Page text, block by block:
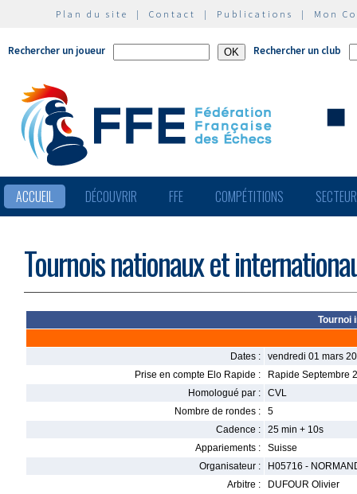
Plan du site | Contact | Publications | Mon
Rechercher un joueur Rechercher un club
ACCUEIL DÉCOUVRIR FFE COMPÉTITIONS
Tournois nationaux et
Tournoi
Dates :
vendredi 01 mars
Prise en compte Elo Rapide :
Rapide Septembre
Homologué par :
CVL
Nombre de rondes :
5
Cadence :
25 min + 10s
Appariements :
Suisse
Organisateur :
H05716 -
Arbitre :
DUFOUR Olivier